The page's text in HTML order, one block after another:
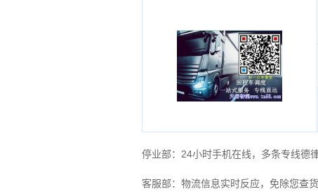
停业部：24小时手机在线，多条专线德
客服部：物流信息实时反应，免除您查